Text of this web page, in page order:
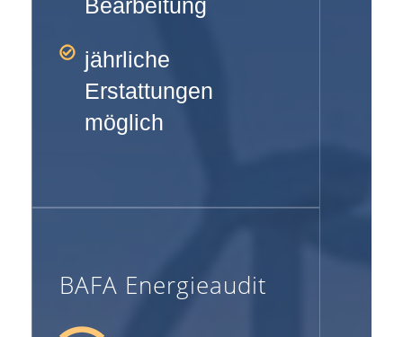
jährliche
Erstattungen
möglich
BAFA Energieaudit